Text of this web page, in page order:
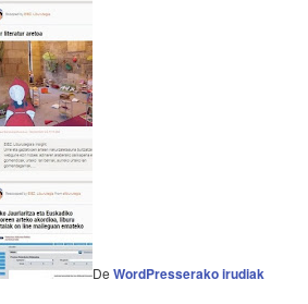
DeWordPresserako irudiak